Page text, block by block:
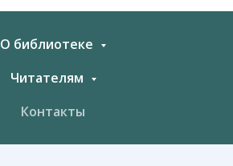
О библиотеке
Читателям
Контакты